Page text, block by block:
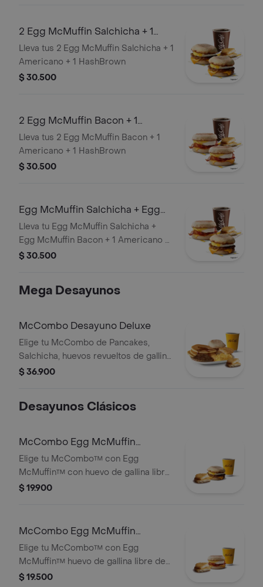
2 Egg McMuffin Salchicha + 1
Americano + 1 HashBrown
Lleva tus 2 Egg McMuffin Salchicha + 1
Americano + 1 HashBrown
$ 30.500
2 Egg McMuffin Bacon + 1
Americano + 1 HashBrown
Lleva tus 2 Egg McMuffin Bacon + 1
Americano + 1 HashBrown
$ 30.500
Egg McMuffin Salchicha + Egg
McMuffin Bacon + 1 Americano + 1
Ha
Lleva tu Egg McMuffin Salchicha +
Egg McMuffin Bacon + 1 Americano +
1 Hashbrown
$ 30.500
Mega Desayunos
McCombo Desayuno Deluxe
Elige tu McCombo de Pancakes,
Salchicha, huevos revueltos de gallina
libre de jaula, HashBrown y un English
Certifiación Rainforest Alliance.
$ 36.900
Desayunos Clásicos
McCombo Egg McMuffin
Salchicha
Elige tu McCombo™ con Egg
McMuffin™ con huevo de gallina libre
jaula, queso cheddar, salchicha y
Certificación Rainforest Alliance.
$ 19.900
McCombo Egg McMuffin
Tocineta
Elige tu McCombo™ con Egg
McMuffin™ huevo de gallina libre de
jaula, queso cheddar, tocineta y
$ 19.500